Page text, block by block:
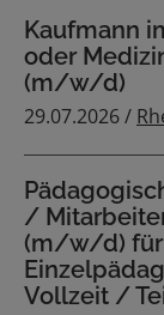
Kaufmann
oder
(m/w/d)
29.07.2026 /
/
(m/w/d) für
Vollzeit /